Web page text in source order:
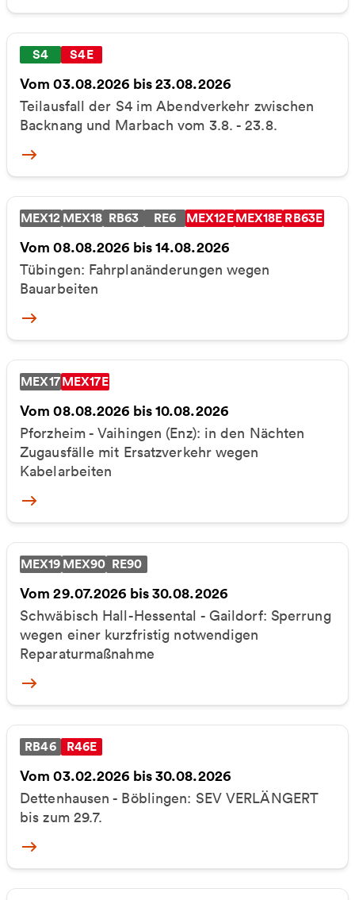
S4 S4E
Vom 03.08.2026 bis 23.08.2026
Teilausfall der S4 im Abendverkehr zwischen
Backnang und Marbach vom 3.8. - 23.8.
More
MEX12MEX18 RB63 RE6 MEX12EMEX18ERB63E
Vom 08.08.2026 bis 14.08.2026
Tübingen: Fahrplanänderungen wegen
Bauarbeiten
More
MEX17MEX17E
Vom 08.08.2026 bis 10.08.2026
Pforzheim - Vaihingen (Enz): in den Nächten
Zugausfälle mit Ersatzverkehr wegen
Kabelarbeiten
More
MEX19MEX90 RE90
Vom 29.07.2026 bis 30.08.2026
Schwäbisch Hall-Hessental - Gaildorf: Sperrung
wegen einer kurzfristig notwendigen
Reparaturmaßnahme
More
RB46 R46E
Vom 03.02.2026 bis 30.08.2026
Dettenhausen - Böblingen: SEV VERLÄNGERT
bis zum 29.7.
More